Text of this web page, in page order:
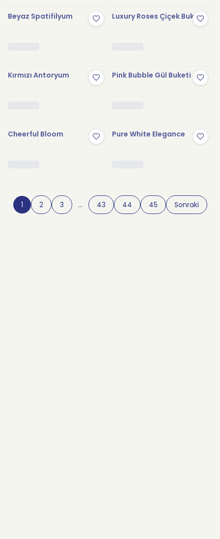
Beyaz Spatifilyum Luxury Roses Çiçek Buketi
Kırmızı Antoryum Pink Bubble Gül Buketi
Cheerful Bloom Pure White Elegance
1 2 3 … 43 44 45 Sonraki